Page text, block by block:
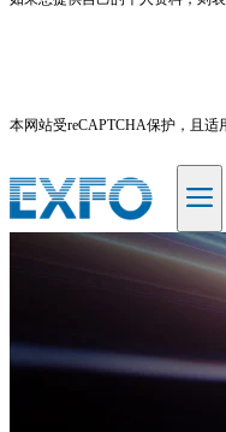
本网站受reCAPTCHA保护，且适
品